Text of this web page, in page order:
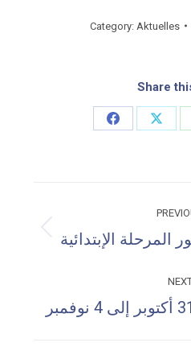
Category: Aktuelles
Share
Share
Share
navigation
المرحلة الإبتدائية